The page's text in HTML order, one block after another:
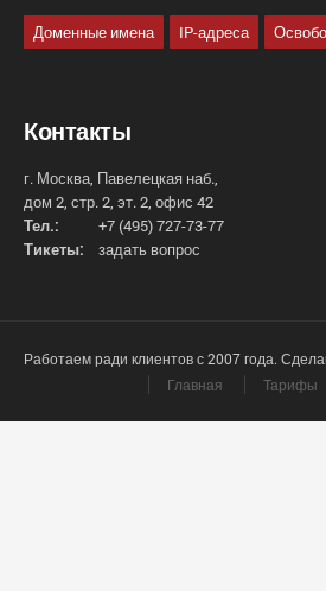
Доменные имена IP-адреса
Контакты
г. Москва, Павелецкая наб.,
дом 2, стр. 2, эт. 2, офис 42
Тел.:
+7 (495) 727-73-77
Тикеты:
задать вопрос
Работаем ради клиентов с 2007 года.
Главная
Тарифы